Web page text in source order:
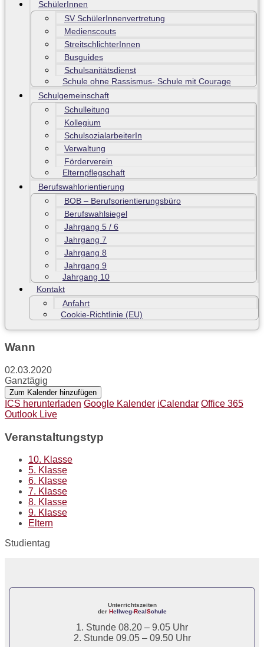
SchülerInnen
SV SchülerInnenvertretung
Medienscouts
StreitschlichterInnen
Busguides
Schulsanitätsdienst
Schule ohne Rassismus- Schule mit Courage
Schulgemeinschaft
Schulleitung
Kollegium
SchulsozialarbeiterIn
Verwaltung
Förderverein
Elternpflegschaft
Berufswahlorientierung
BOB – Berufsorientierungsbüro
Berufswahlsiegel
Jahrgang 5 / 6
Jahrgang 7
Jahrgang 8
Jahrgang 9
Jahrgang 10
Kontakt
Anfahrt
Cookie-Richtlinie (EU)
Wann
02.03.2020
Ganztägig
Zum Kalender hinzufügen
ICS herunterladen Google Kalender iCalendar Office 365
Outlook Live
Veranstaltungstyp
10. Klasse
5. Klasse
6. Klasse
7. Klasse
8. Klasse
9. Klasse
Eltern
Studientag
Unterrichtszeiten
der Hellweg-RealSchule
1. Stunde 08.20 – 9.05 Uhr
2. Stunde 09.05 – 09.50 Uhr